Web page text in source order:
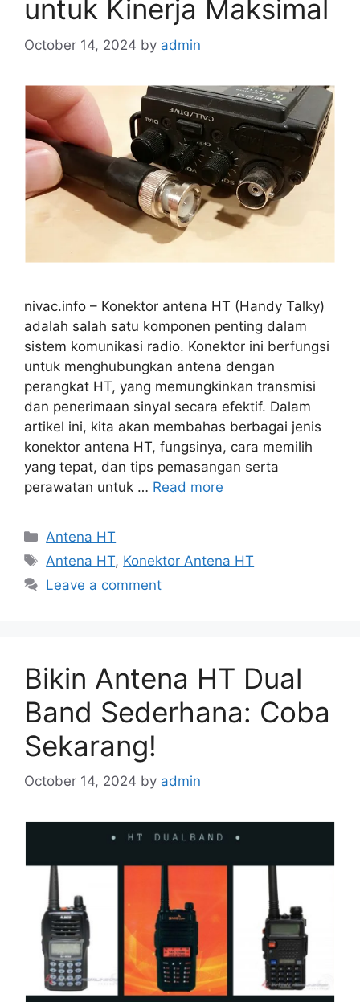
untuk Kinerja Maksimal
October 14, 2024 by admin
nivac.info – Konektor antena HT (Handy Talky)
adalah salah satu komponen penting dalam
sistem komunikasi radio. Konektor ini berfungsi
untuk menghubungkan antena dengan
perangkat HT, yang memungkinkan transmisi
dan penerimaan sinyal secara efektif. Dalam
artikel ini, kita akan membahas berbagai jenis
konektor antena HT, fungsinya, cara memilih
yang tepat, dan tips pemasangan serta
perawatan untuk … Read more
Categories
Antena HT
Tags
Antena HT, Konektor Antena HT
Leave a comment
Bikin Antena HT Dual
Band Sederhana: Coba
Sekarang!
October 14, 2024 by admin